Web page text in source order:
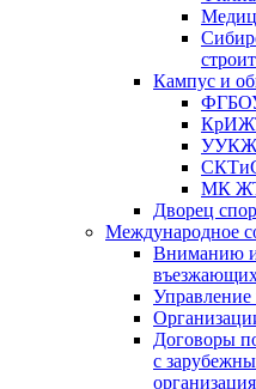
Кампус и
МК
Дворец
Международное
Вниманию
Договоры
с